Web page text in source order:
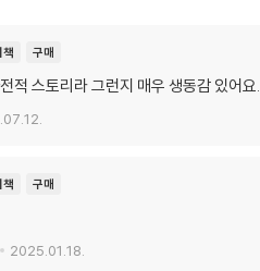
책 구매
적 스토리라 그런지 매우 생동감 있어요.
책 구매
2025.01.18.